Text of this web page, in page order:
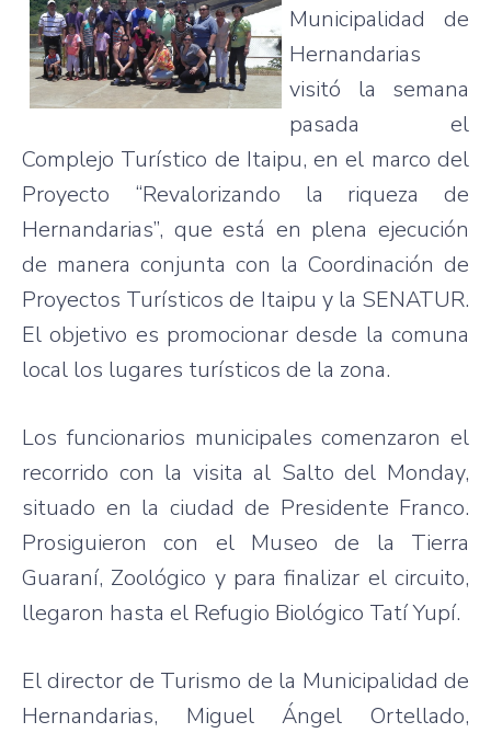
Municipalidad de
Hernandarias
visitó la semana
pasada el
Complejo Turístico de Itaipu, en el marco del
Proyecto
“Revalorizando la riqueza de
Hernandarias”, que está en plenaejecución
de manera conjunta con la Coordinación de
Proyectos Turísticos de Itaipu y la SENATUR.
Elobjetivo es promocionar desde lacomuna
local los lugares turísticos de la zona.
Losfuncionarios municipales comenzaron el
recorrido con la visita al Salto del Monday,
situado en la ciudad de Presidente Franco.
Prosiguieron con el Museo de la Tierra
Guaraní, Zoológico y para finalizar elcircuito,
llegaron hasta el Refugio Biológico TatíYupí.
El director de Turismo de la Municipalidad de
Hernandarias, MiguelÁngel Ortellado,